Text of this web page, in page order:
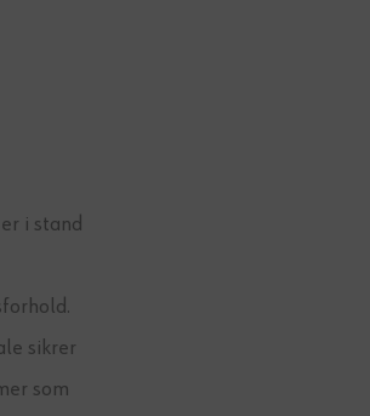
i stand
sikrer
som